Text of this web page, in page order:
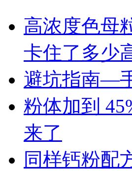
高浓度色母
卡住了多少
避坑指南—
粉体加到
来了
同样钙粉配